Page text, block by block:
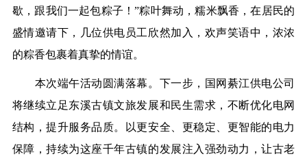
歇，跟我们一起包粽子！”粽叶舞动，糯米飘香，在居民的
盛情邀请下，几位供电员工欣然加入，欢声笑语中，浓浓
的粽香包裹着真挚的情谊。
本次端午活动圆满落幕。下一步，国网綦江供电公司
将继续立足东溪古镇文旅发展和民生需求，不断优化电网
结构，提升服务品质。以更安全、更稳定、更智能的电力
保障，持续为这座千年古镇的发展注入强劲动力，让古老